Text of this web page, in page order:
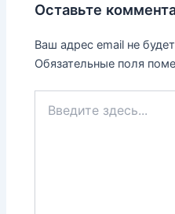
Оставьте
Ваш адрес email не
Обязательные поля
здесь...